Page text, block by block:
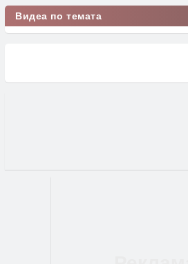
Видеа по темата